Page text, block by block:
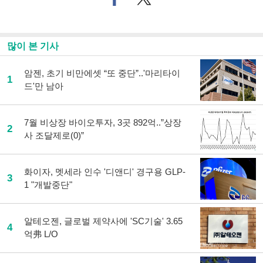
이
기
사
공
터로
많이 본 기사
1
암젠, 초기 비만에셋 “또 중단”..'마리타이
드'만 남아
2
7월 비상장 바이오투자, 3곳 892억..”상장
사 조달제로(0)”
3
화이자, 멧세라 인수 '디앤디' 경구용 GLP-
1 "개발중단"
4
알테오젠, 글로벌 제약사에 'SC기술' 3.65
억弗 L/O